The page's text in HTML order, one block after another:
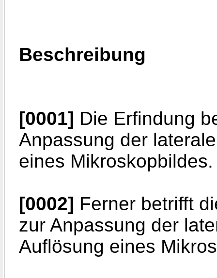
Beschreibung
[0001] Die Erfindung
Anpassung der
eines Mikroskopbildes.
[0002] Ferner betrifft
zur Anpassung der
Auflösung eines